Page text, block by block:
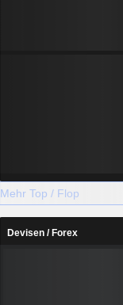
Mehr Top / Flop
Devisen / Forex